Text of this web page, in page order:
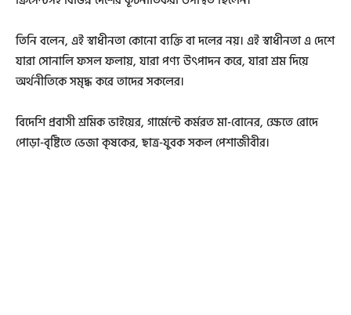
তিনি বলেন, এই স্বাধীনতা কোনো ব্যক্তি বা দলের নয়। এই স্বাধীনতা এ দেশে
যারা সোনালি ফসল ফলায়, যারা পণ্য উৎপাদন করে, যারা শ্রম দিয়ে
অর্থনীতিকে সমৃদ্ধ করে তাদের সকলের।
বিদেশি প্রবাসী শ্রমিক ভাইয়ের, গার্মেন্টে কর্মরত মা-বোনের, ক্ষেতে রোদে
পোড়া-বৃষ্টিতে ভেজা কৃষকের, ছাত্র-যুবক সকল পেশাজীবীর।